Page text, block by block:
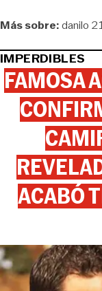
Más sobre:danilo
IMPERDIBLES
FAMOSA
ACABÓ